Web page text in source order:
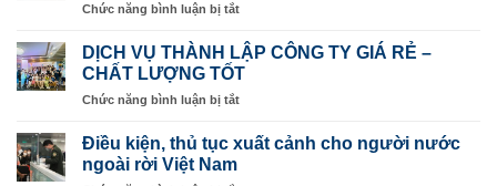
Chức năng bình luận bị tắtở
Vụ
Thành
Lập
Doanh
&
DỊCH VỤ THÀNH LẬP CÔNG TY GIÁ RẺ –
CHẤT LƯỢNG TỐT
Chức năng bình luận bị tắtở
Điều kiện, thủ tục xuất cảnh cho người nước
ngoài rời Việt Nam